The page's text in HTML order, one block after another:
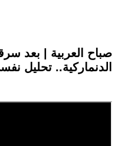
صباح العربية | بعد
الدنماركية.. تحليل